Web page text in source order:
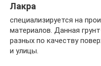
Лакра
специализируется на
материалов. Данная
разных по качеству
и улицы.